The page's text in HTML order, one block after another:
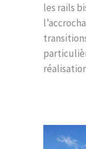
les rails